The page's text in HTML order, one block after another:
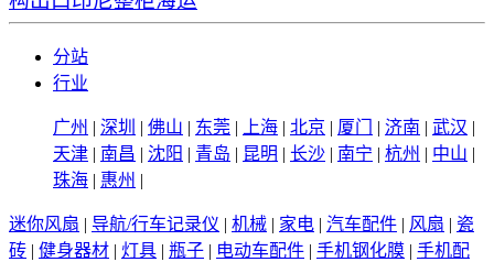
分站
行业
广州 | 深圳 | 佛山 | 东莞 | 上海 | 北京 | 厦门 | 济南 | 武汉 |
天津 | 南昌 | 沈阳 | 青岛 | 昆明 | 长沙 | 南宁 | 杭州 | 中山 |
珠海 | 惠州 |
迷你风扇 | 导航/行车记录仪 | 机械 | 家电 | 汽车配件 | 风扇 | 瓷
砖 | 健身器材 | 灯具 | 瓶子 | 电动车配件 | 手机钢化膜 | 手机配